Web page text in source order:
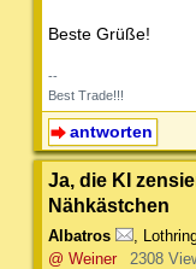
Beste Grüße!
--
Best Trade!!!
antworten
Ja, die KI
Nähkästchen
Albatros
@ Weiner
2308